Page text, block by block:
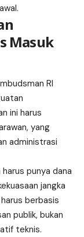
Masuk
RI
ini harus
yang
administrasi
punya dana
jangka
berbasis
publik, bukan
teknis.